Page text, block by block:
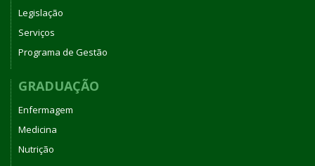
Legislação
Serviços
Programa de Gestão
GRADUAÇÃO
Enfermagem
Medicina
Nutrição